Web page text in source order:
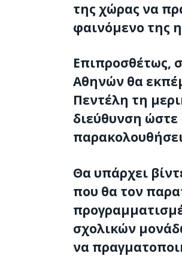
της χώρας να
φαινόμενο της
Επιπροσθέτως,
Αθηνών θα
Πεντέλη τη
διεύθυνση
Θα υπάρχει
που θα τον
σχολικών
να